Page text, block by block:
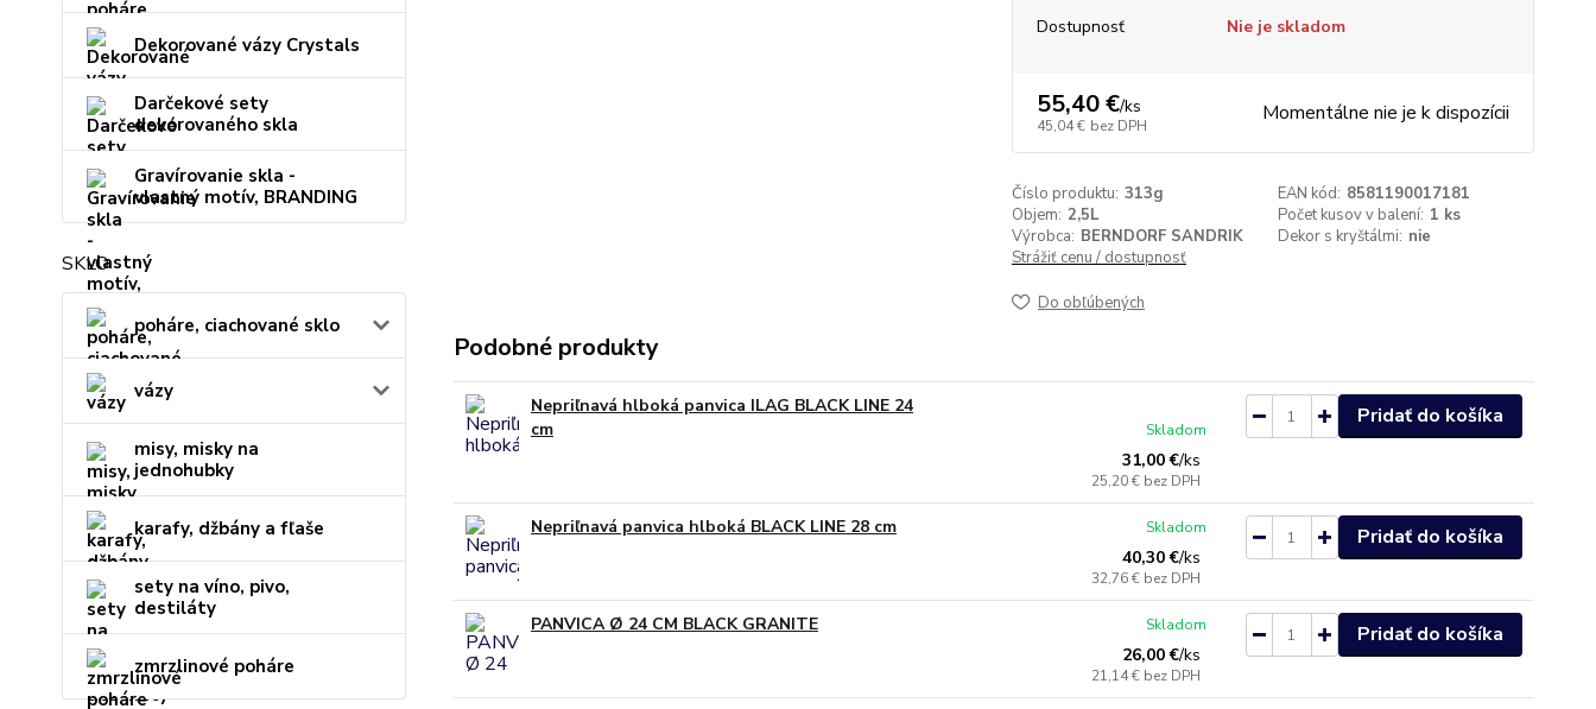
Dekorované vázy Crystals
Darčekové sety
dekorovaného skla
Gravírovanie skla -
vlastný motív, BRANDING
SKLO
poháre, ciachované sklo
vázy
misy, misky na
jednohubky
karafy, džbány a fľaše
sety na víno, pivo,
destiláty
zmrzlinové poháre
Dostupnosť Nie je skladom
55,40 €/ks
45,04 € bez DPH Momentálne nie je k dispozícii
Číslo produktu: 313g EAN kód: 8581190017181
Objem: 2,5L Počet kusov v balení: 1 ks
Výrobca: BERNDORF SANDRIK Dekor s kryštálmi: nie
Strážiť cenu / dostupnosť
Do obľúbených
Podobné produkty
Nepriľnavá hlboká panvica ILAG BLACK LINE 24
cm
31,00 €/ks
25,20 € bez DPH
Skladom
Pridať do košíka
Nepriľnavá panvica hlboká BLACK LINE 28 cm
40,30 €/ks
32,76 € bez DPH
Skladom Pridať do košíka
PANVICA Ø 24 CM BLACK GRANITE
26,00 €/ks
21,14 € bez DPH
Skladom Pridať do košíka